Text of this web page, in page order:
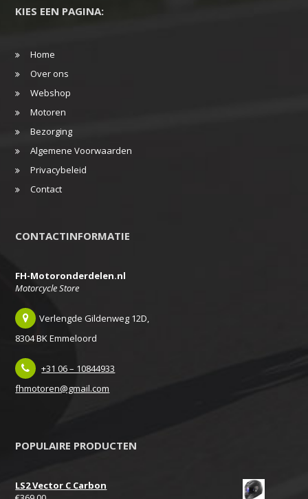
KIES EEN PAGINA:
Home
Over ons
Webshop
Motoren
Bezorging
Algemene Voorwaarden
Privacybeleid
Contact
CONTACTINFORMATIE
FH-Motoronderdelen.nl
Motorcycle Store
Verlengde Gildenweg 12D,
8304 BK Emmeloord
+31 06 – 10844933
fhmotoren@gmail.com
POPULAIRE PRODUCTEN
LS2 Vector C Carbon